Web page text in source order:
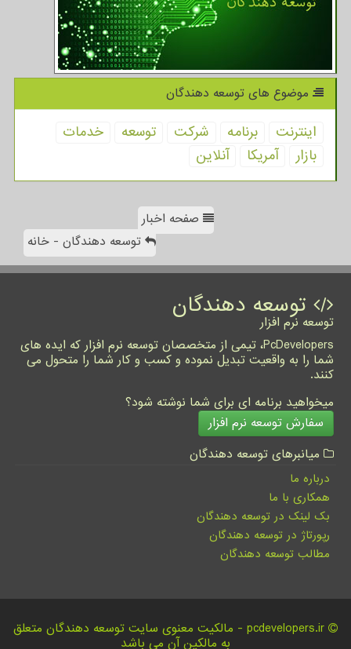
موضوع های توسعه دهندگان
اینترنت برنامه شركت توسعه
خدمات
بازار
آمریكا آنلاین
صفحه اخبار
توسعه دهندگان - خانه
توسعه دهندگان
توسعه نرم افزار
PcDevelopers، تیمی از متخصصان توسعه نرم افزار که ایده های
شما را به واقعیت تبدیل نموده و کسب و کار شما را متحول می
کنند.
میخواهید برنامه ای برای شما نوشته شود؟
سفارش توسعه نرم افزار
میانبرهای توسعه دهندگان
درباره ما
همکاری با ما
بک لینک در توسعه دهندگان
رپورتاژ در توسعه دهندگان
مطالب توسعه دهندگان
pcdevelopers.ir - مالکیت معنوی سایت توسعه دهندگان متعلق
به مالکین آن می باشد